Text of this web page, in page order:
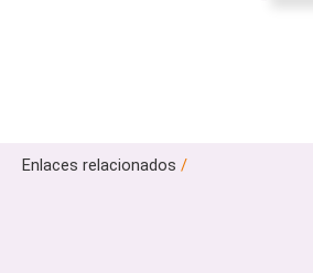
Enlaces relacionados /